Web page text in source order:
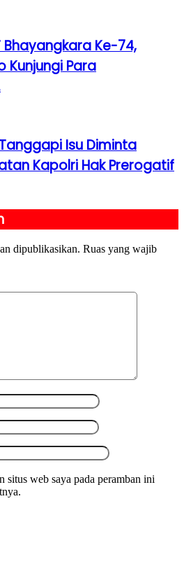
Bhayangkara Ke-74,
Kunjungi Para
Isu Diminta
Kapolri Hak Prerogatif
dipublikasikan. Ruas yang wajib
situs web saya pada peramban ini